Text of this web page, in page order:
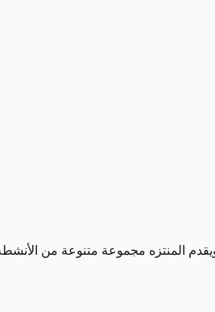
ويقدم المنتزه مجموعة متنوعة من